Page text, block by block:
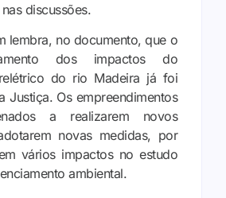
discussões.
lembra, no documento, que o
dos impactos do
do rio Madeira já foi
Justiça. Os empreendimentos
a realizarem novos
novas medidas, por
vários impactos no estudo
ambiental.